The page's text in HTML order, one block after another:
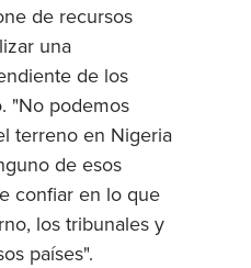
de recursos
una
de los
"No podemos
terreno en Nigeria
de esos
confiar en lo que
los tribunales y
países".